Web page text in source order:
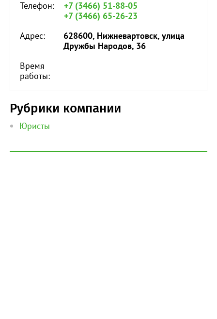
Телефон:
+7 (3466) 51-88-05
+7 (3466) 65-26-23
Адрес:
628600, Нижневартовск, улица
Дружбы Народов, 36
Время
работы:
Рубрики компании
Юристы